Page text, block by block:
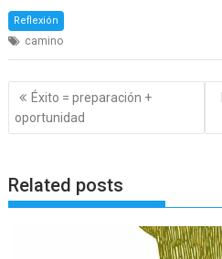
Reflexión
camino
Navegación
de
entradas
Éxito = preparación +
oportunidad
Related posts